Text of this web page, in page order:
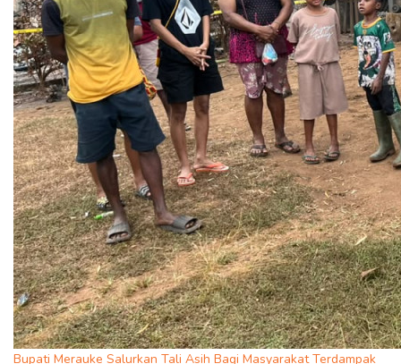
Bupati Merauke Salurkan Tali Asih Bagi Masyarakat Terdampak